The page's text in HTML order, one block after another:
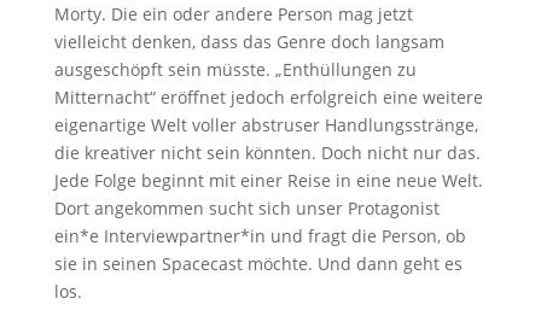
Morty. Die ein oder andere Person mag jetzt
vielleicht denken, dass das Genre doch langsam
ausgeschöpft sein müsste. „Enthüllungen zu
Mitternacht“ eröffnet jedoch erfolgreich eine weitere
eigenartige Welt voller abstruser Handlungsstränge,
die kreativer nicht sein könnten. Doch nicht nur das.
Jede Folge beginnt mit einer Reise in eine neue Welt.
Dort angekommen sucht sich unser Protagonist
ein*e Interviewpartner*in und fragt die Person, ob
sie in seinen Spacecast möchte. Und dann geht es
los.